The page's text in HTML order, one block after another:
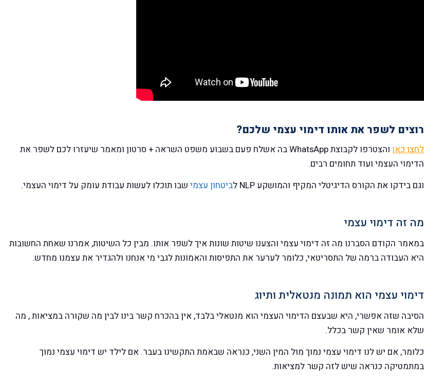
רוצים לשפר את אותו דימוי עצמי שלכם?
לחצו כאן
והצטרפו לקבוצת WhatsApp בה אשלח פעם בשבוע משפט השראה + סרטון ומאמר שיעזרו לכם לשפר את
הדימוי העצמי ועוד תחומים רבים.
וגם בידקו את הקורס הדיגיטלי המקיף והמושקע NLP ל
ביטחון עצמי שבו תוכלו לעשות עבודת עומק על דימוי העצמי.
מה זה דימוי עצמי
במאמר הקודם הסברנו מה זה דימוי עצמי והצענו שיטות שונות איך לשפר אותו. מבין כל השיטות, אמרנו שאחת החשובות
היא העבודה ברמה של התסריטאי, כלומר לערער את התפיסות והאמונות לגבי מי אנחנו ולהגדיר את עצמנו מחדש.
דימוי עצמי הוא תמונה מנטאלית ותיוג
הסיבה שזה אפשרי, היא שבעצם הדימוי העצמי הוא מנטאלי בלבד, אין בהכרח קשר בינו לבין מה שקורה במציאות , מה
שלא אומר שאין קשר בכלל.
כלומר, אם יש לנו דימוי עצמי נמוך מול המין השני, כנראה שבאמת התקשינו בעבר. אם לילד יש דימוי עצמי נמוך
במתמטיקה כנראה שיש לזה קשר למציאות.